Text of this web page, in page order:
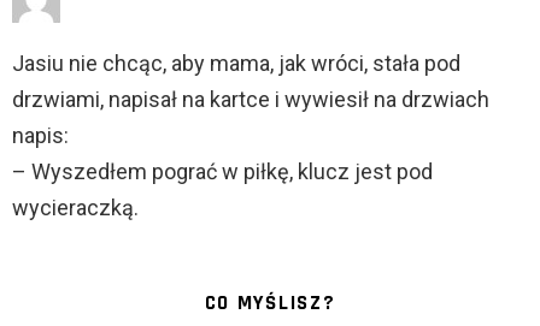
Jasiu nie chcąc, aby mama, jak wróci, stała pod
drzwiami, napisał na kartce i wywiesił na drzwiach
napis:
– Wyszedłem pograć w piłkę, klucz jest pod
wycieraczką.
CO MYŚLISZ?